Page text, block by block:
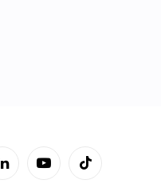
LinkedIn YouTubeTikTok